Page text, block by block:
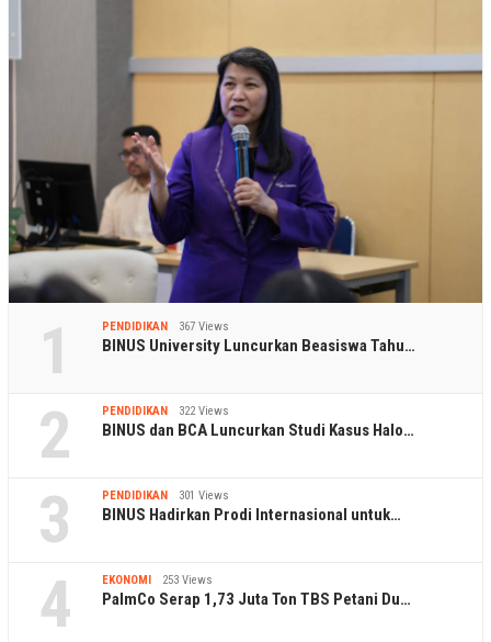
1 PENDIDIKAN 367 Views
BINUS University Luncurkan Beasiswa Tahu…
2 PENDIDIKAN 322 Views
BINUS dan BCA Luncurkan Studi Kasus Halo…
3 PENDIDIKAN 301 Views
BINUS Hadirkan Prodi Internasional untuk…
4 EKONOMI 253 Views
PalmCo Serap 1,73 Juta Ton TBS Petani Du…